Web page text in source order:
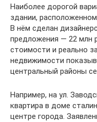
Наиболее дорогой
здании,
В нём сделан
предложения — 22 млн
стоимости и реально
недвижимости
центральный районы
Например, на ул.
квартира в доме
центре города.